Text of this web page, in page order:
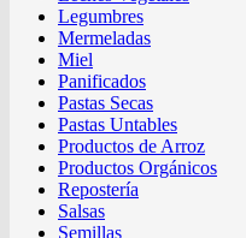
Legumbres
Mermeladas
Miel
Panificados
Pastas Secas
Pastas Untables
Productos de Arroz
Productos Orgánicos
Repostería
Salsas
Semillas